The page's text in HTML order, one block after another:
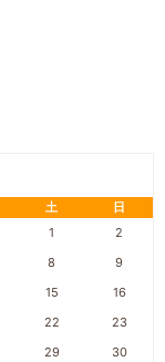
土
日
1
2
8
9
15
16
22
23
29
30